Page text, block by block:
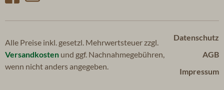
Datenschutz
AGB
Impressum
Alle Preise inkl. gesetzl. Mehrwertsteuer zzgl.
Versandkosten und ggf. Nachnahmegebühren,
wenn nicht anders angegeben.